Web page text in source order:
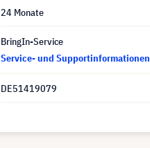
24 Monate
BringIn-Service
Service- und Supportinformationen
DE51419079